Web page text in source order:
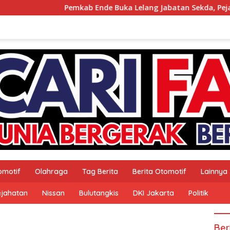
Pemkab Ende Buka Lelang Jabatan Sekda, Pejabat
Olahraga Tag Berita Berita Otomotif Lainnya
Nissan Bulutangkis DKI Jakarta Politik